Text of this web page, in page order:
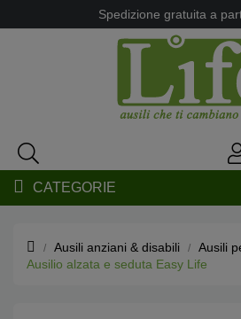
Spedizione gratuita a
CATEGORIE
Ausili anziani & disabili
Ausili
Ausilio alzata e seduta Easy Life